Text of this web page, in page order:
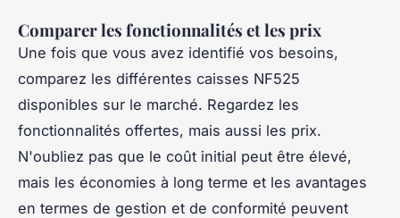
Comparer les fonctionnalités et les prix
Une fois que vous avez identifié vos besoins,
comparez les différentes caisses NF525
disponibles sur le marché. Regardez les
fonctionnalités offertes, mais aussi les prix.
N'oubliez pas que le coût initial peut être élevé,
mais les économies à long terme et les avantages
en termes de gestion et de conformité peuvent